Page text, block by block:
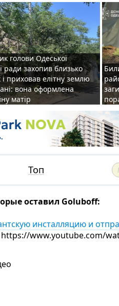
голови Одеської
ради захопив близько
і приховав елітну землю
вона оформлена
матір
Топ
оставил Goluboff:
инсталляцию и
https://www.youtube.com/